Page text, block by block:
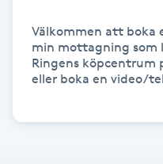
Hårbottenbehandling
Välkommen att boka
min mottagning som
Ringens köpcentrum
eller boka en video/